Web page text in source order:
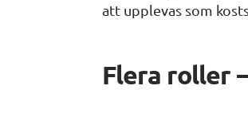
att upplevas som
Flera roller